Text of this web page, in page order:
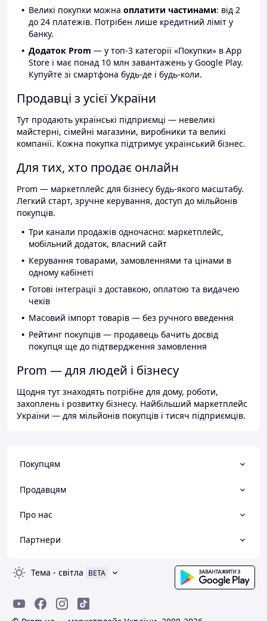
Великі покупки можна оплатити частинами: від 2
до 24 платежів. Потрібен лише кредитний ліміт у
банку.
Додаток Prom — у топ-3 категорії «Покупки» в App
Store і має понад 10 млн завантажень у Google Play.
Купуйте зі смартфона будь-де і будь-коли.
Продавці з усієї України
Тут продають українські підприємці — невеликі
майстерні, сімейні магазини, виробники та великі
компанії. Кожна покупка підтримує український бізнес.
Для тих, хто продає онлайн
Prom — маркетплейс для бізнесу будь-якого масштабу.
Легкий старт, зручне керування, доступ до мільйонів
покупців.
Три канали продажів одночасно: маркетплейс,
мобільний додаток, власний сайт
Керування товарами, замовленнями та цінами в
одному кабінеті
Готові інтеграції з доставкою, оплатою та видачею
чеків
Масовий імпорт товарів — без ручного введення
Рейтинг покупців — продавець бачить досвід
покупця ще до підтвердження замовлення
Prom — для людей і бізнесу
Щодня тут знаходять потрібне для дому, роботи,
захоплень і розвитку бізнесу. Найбільший маркетплейс
України — для мільйонів покупців і тисяч підприємців.
Покупцям
Продавцям
Про нас
Партнери
Тема - світла BETA